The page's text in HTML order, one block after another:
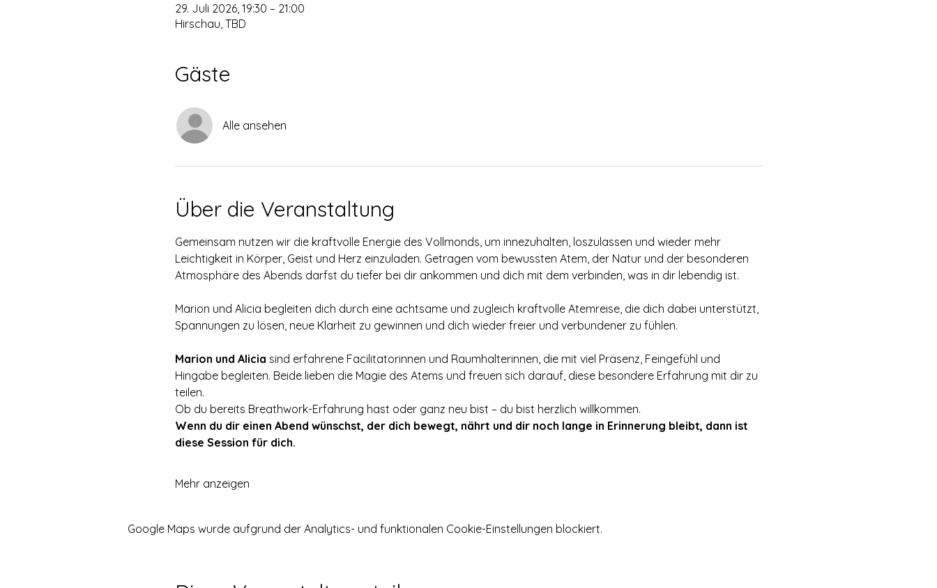
29. Juli 2026, 19:30 – 21:00
Hirschau, TBD
Gäste
Alle ansehen
Über die Veranstaltung
Gemeinsam nutzen wir die kraftvolle Energie des Vollmonds, um innezuhalten, loszulassen und wieder mehr
Leichtigkeit in Körper, Geist und Herz einzuladen. Getragen vom bewussten Atem, der Natur und der besonderen
Atmosphäre des Abends darfst du tiefer bei dir ankommen und dich mit dem verbinden, was in dir lebendig ist.
Marion und Alicia begleiten dich durch eine achtsame und zugleich kraftvolle Atemreise, die dich dabei unterstützt,
Spannungen zu lösen, neue Klarheit zu gewinnen und dich wieder freier und verbundener zu fühlen.
Marion und Alicia sind erfahrene Facilitatorinnen und Raumhalterinnen, die mit viel Präsenz, Feingefühl und
Hingabe begleiten. Beide lieben die Magie des Atems und freuen sich darauf, diese besondere Erfahrung mit dir zu
teilen.
Ob du bereits Breathwork-Erfahrung hast oder ganz neu bist – du bist herzlich willkommen.
Wenn du dir einen Abend wünschst, der dich bewegt, nährt und dir noch lange in Erinnerung bleibt, dann ist
diese Session für dich.
Mehr anzeigen
Google Maps wurde aufgrund der Analytics- und funktionalen Cookie-Einstellungen blockiert.